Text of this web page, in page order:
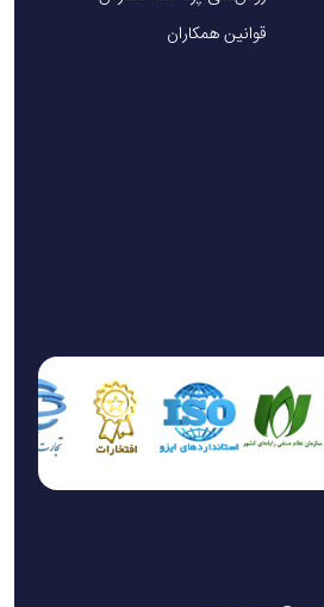
قوانین همکاران